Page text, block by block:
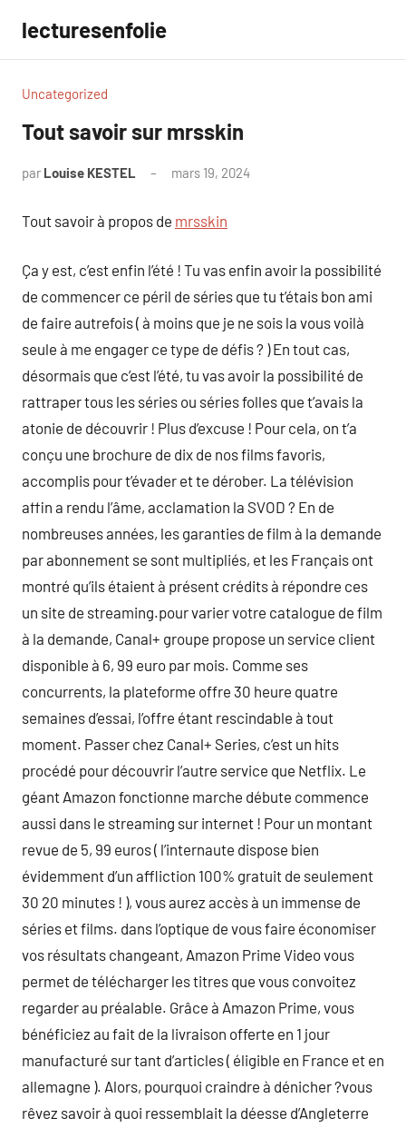
contenu
lecturesenfolie
Uncategorized
Tout savoir sur mrsskin
par Louise KESTEL mars 19, 2024
Tout savoir à propos de mrsskin
Ça y est, c’est enfin l’été ! Tu vas enfin avoir la possibilité
de commencer ce péril de séries que tu t’étais bon ami
de faire autrefois ( à moins que je ne sois la vous voilà
seule à me engager ce type de défis ? ) En tout cas,
désormais que c’est l’été, tu vas avoir la possibilité de
rattraper tous les séries ou séries folles que t’avais la
atonie de découvrir ! Plus d’excuse ! Pour cela, on t’a
conçu une brochure de dix de nos films favoris,
accomplis pour t’évader et te dérober. La télévision
affin a rendu l’âme, acclamation la SVOD ? En de
nombreuses années, les garanties de film à la demande
par abonnement se sont multipliés, et les Français ont
montré qu’ils étaient à présent crédits à répondre ces
un site de streaming.pour varier votre catalogue de film
à la demande, Canal+ groupe propose un service client
disponible à 6, 99 euro par mois. Comme ses
concurrents, la plateforme offre 30 heure quatre
semaines d’essai, l’offre étant rescindable à tout
moment. Passer chez Canal+ Series, c’est un hits
procédé pour découvrir l’autre service que Netflix. Le
géant Amazon fonctionne marche débute commence
aussi dans le streaming sur internet ! Pour un montant
revue de 5, 99 euros ( l’internaute dispose bien
évidemment d’un affliction 100% gratuit de seulement
30 20 minutes ! ), vous aurez accès à un immense de
séries et films. dans l’optique de vous faire économiser
vos résultats changeant, Amazon Prime Video vous
permet de télécharger les titres que vous convoitez
regarder au préalable. Grâce à Amazon Prime, vous
bénéficiez au fait de la livraison offerte en 1 jour
manufacturé sur tant d’articles ( éligible en France et en
allemagne ). Alors, pourquoi craindre à dénicher ?vous
rêvez savoir à quoi ressemblait la déesse d’Angleterre